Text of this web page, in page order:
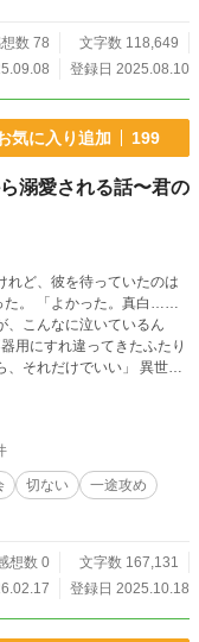
数 78
文字数 118,649
登録日 2025.08.10
気に入り追加 199
溺愛される話〜君の
れど、彼を待っていたのは
白……
成
切ない
一途攻め
想数 0
文字数 167,131
登録日 2025.10.18